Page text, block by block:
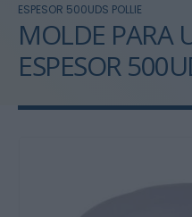
ESPESOR 500UDS POLLIE
MOLDE PARA
ESPESOR